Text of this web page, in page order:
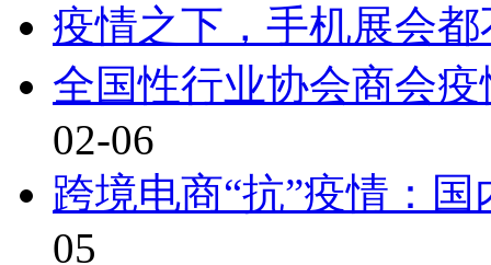
疫情之下，手机展会
全国性行业协会商会
02-06
跨境电商“抗”疫情：
05